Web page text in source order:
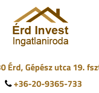
Érd, Gépész utca 19.
+36-20-9365-733